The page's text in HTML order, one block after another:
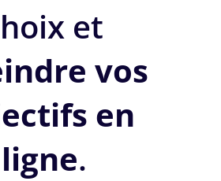
et
vos
en
ligne.